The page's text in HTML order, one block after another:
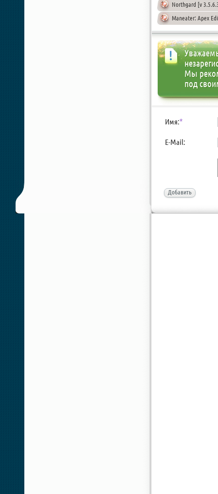
Northgard [v
Maneater: Apex
Мы
под
Имя:*
E-Mail:
Добавить